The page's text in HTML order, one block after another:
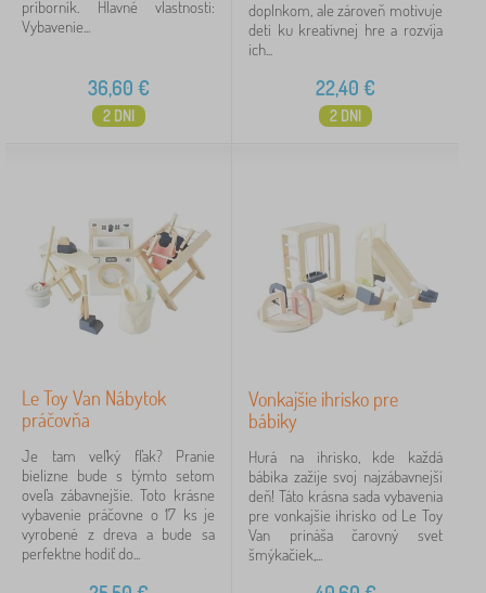
príborník. Hlavné vlastnosti:
Vybavenie...
36,60 €
2 DNI
doplnkom, ale zároveň motivuje
deti ku kreatívnej hre a rozvíja
ich...
22,40 €
2 DNI
Le Toy Van Nábytok
práčovňa
Je tam veľký fľak? Pranie
bielizne bude s týmto setom
oveľa zábavnejšie. Toto krásne
vybavenie práčovne o 17 ks je
vyrobené z dreva a bude sa
perfektne hodiť do...
Vonkajšie ihrisko pre
bábiky
Hurá na ihrisko, kde každá
bábika zažije svoj najzábavnejší
deň! Táto krásna sada vybavenia
pre vonkajšie ihrisko od Le Toy
Van prináša čarovný svet
šmýkačiek,...